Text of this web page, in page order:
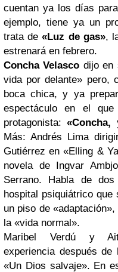
cuentan ya los días
ejemplo, tiene ya un
trata de«Luz de gas»,
estrenará en febrero.
Concha Velasco dijo en
vida por delante» pero,
boca chica, y ya
espectáculo en el
protagonista:
Más: Andrés Lima
Gutiérrez en «Elling &
novela de Ingvar
Serrano. Habla de
hospital psiquiátrico
un piso de
la «vida normal».
Maribel Verdú y
experiencia después de
«Un Dios salvaje». En